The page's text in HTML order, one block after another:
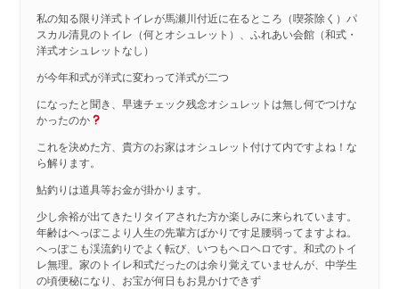
私の知る限り洋式トイレが馬瀬川付近に在るところ（喫茶除く）パ
スカル清見のトイレ（何とオシュレット）、ふれあい会館（和式・
洋式オシュレットなし）
が今年和式が洋式に変わって洋式が二つ
になったと聞き、早速チェック残念オシュレットは無し何でつけな
かったのか
これを決めた方、貴方のお家はオシュレット付けて内ですよね！な
ら解ります。
鮎釣りは道具等お金が掛かります。
少し余裕が出てきたリタイアされた方か楽しみに来られています。
年齢はへっぽこより人生の先輩方ばかりです足腰弱ってますよね。
へっぽこも渓流釣りでよく転び、いつもヘロヘロです。和式のトイ
レ無理。家のトイレ和式だったのは余り覚えていませんが、中学生
の頃便秘になり、お宝が何日もお見かけできず